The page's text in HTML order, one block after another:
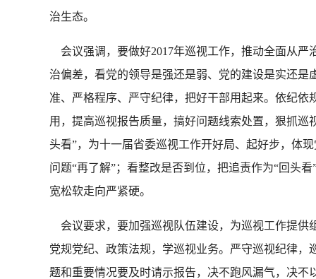
治生态。
会议强调，要做好2017年巡视工作，推动全面从严
治偏差，看党的领导是强还是弱、党的建设是实还
准、严格程序、严守纪律，把好干部用起来。依纪
用，提高巡视报告质量，搞好问题线索处置，狠抓
头看”，为十一届省委巡视工作开好局、起好步，体
问题“再了解”；看整改是否到位，把追责作为“回头
宽松软走向严紧硬。
会议要求，要加强巡视队伍建设，为巡视工作提供
党规党纪、政策法规，学巡视业务。严守巡视纪律
题和重要情况要及时请示报告，决不跑风漏气，决